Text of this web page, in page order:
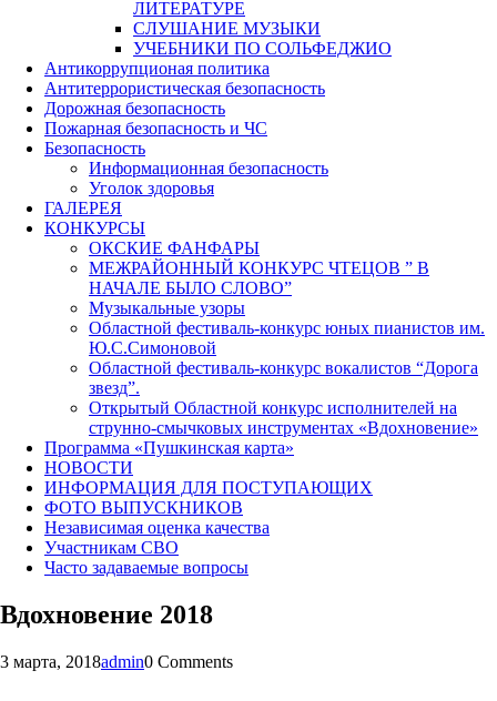
ЛИТЕРАТУРЕ
СЛУШАНИЕ МУЗЫКИ
УЧЕБНИКИ ПО СОЛЬФЕДЖИО
Антикоррупционая политика
Антитеррористическая безопасность
Дорожная безопасность
Пожарная безопасность и ЧС
Безопасность
Информационная безопасность
Уголок здоровья
ГАЛЕРЕЯ
КОНКУРСЫ
ОКСКИЕ ФАНФАРЫ
МЕЖРАЙОННЫЙ КОНКУРС ЧТЕЦОВ ” В
НАЧАЛЕ БЫЛО СЛОВО”
Музыкальные узоры
Областной фестиваль-конкурс юных пианистов им.
Ю.С.Симоновой
Областной фестиваль-конкурс вокалистов “Дорога
звезд”.
Открытый Областной конкурс исполнителей на
струнно-смычковых инструментах «Вдохновение»
Программа «Пушкинская карта»
НОВОСТИ
ИНФОРМАЦИЯ ДЛЯ ПОСТУПАЮЩИХ
ФОТО ВЫПУСКНИКОВ
Независимая оценка качества
Участникам СВО
Часто задаваемые вопросы
Вдохновение 2018
3 марта, 2018admin0 Comments